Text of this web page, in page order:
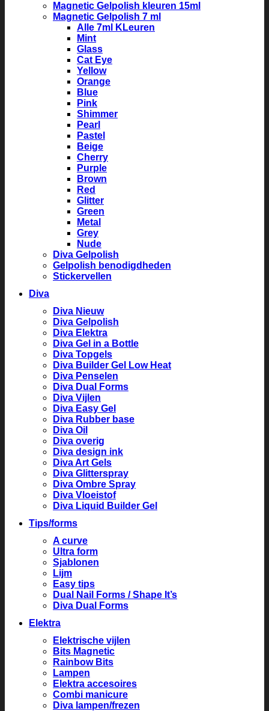
Magnetic Gelpolish kleuren 15ml
Magnetic Gelpolish 7 ml
Alle 7ml KLeuren
Mint
Glass
Cat Eye
Yellow
Orange
Blue
Pink
Shimmer
Pearl
Pastel
Beige
Cherry
Purple
Brown
Red
Glitter
Green
Metal
Grey
Nude
Diva Gelpolish
Gelpolish benodigdheden
Stickervellen
Diva
Diva Nieuw
Diva Gelpolish
Diva Elektra
Diva Gel in a Bottle
Diva Topgels
Diva Builder Gel Low Heat
Diva Penselen
Diva Dual Forms
Diva Vijlen
Diva Easy Gel
Diva Rubber base
Diva Oil
Diva overig
Diva design ink
Diva Art Gels
Diva Glitterspray
Diva Ombre Spray
Diva Vloeistof
Diva Liquid Builder Gel
Tips/forms
A curve
Ultra form
Sjablonen
Lijm
Easy tips
Dual Nail Forms / Shape It’s
Diva Dual Forms
Elektra
Elektrische vijlen
Bits Magnetic
Rainbow Bits
Lampen
Elektra accesoires
Combi manicure
Diva lampen/frezen